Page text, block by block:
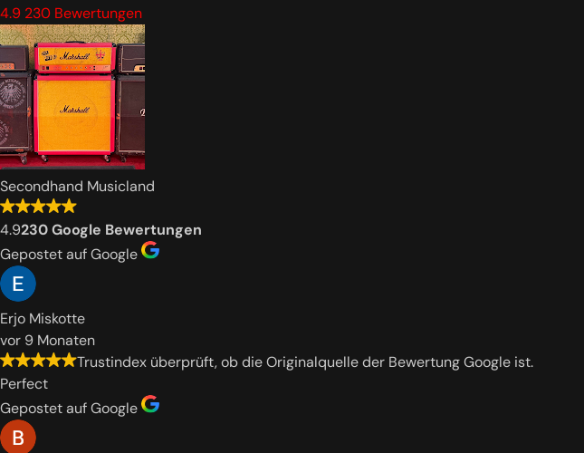
4.9 230 Bewertungen
Secondhand Musicland
4.9230 Google Bewertungen
Gepostet auf Google
Erjo Miskotte
vor 9 Monaten
Trustindex überprüft, ob die Originalquelle der Bewertung Google ist.
Perfect
Gepostet auf Google